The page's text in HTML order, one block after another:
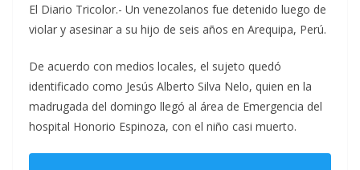
El Diario Tricolor.- Un venezolanos fue detenido luego de
violar y asesinar a su hijo de seis años en Arequipa, Perú.
De acuerdo con medios locales, el sujeto quedó
identificado como Jesús Alberto Silva Nelo, quien en la
madrugada del domingo llegó al área de Emergencia del
hospital Honorio Espinoza, con el niño casi muerto.